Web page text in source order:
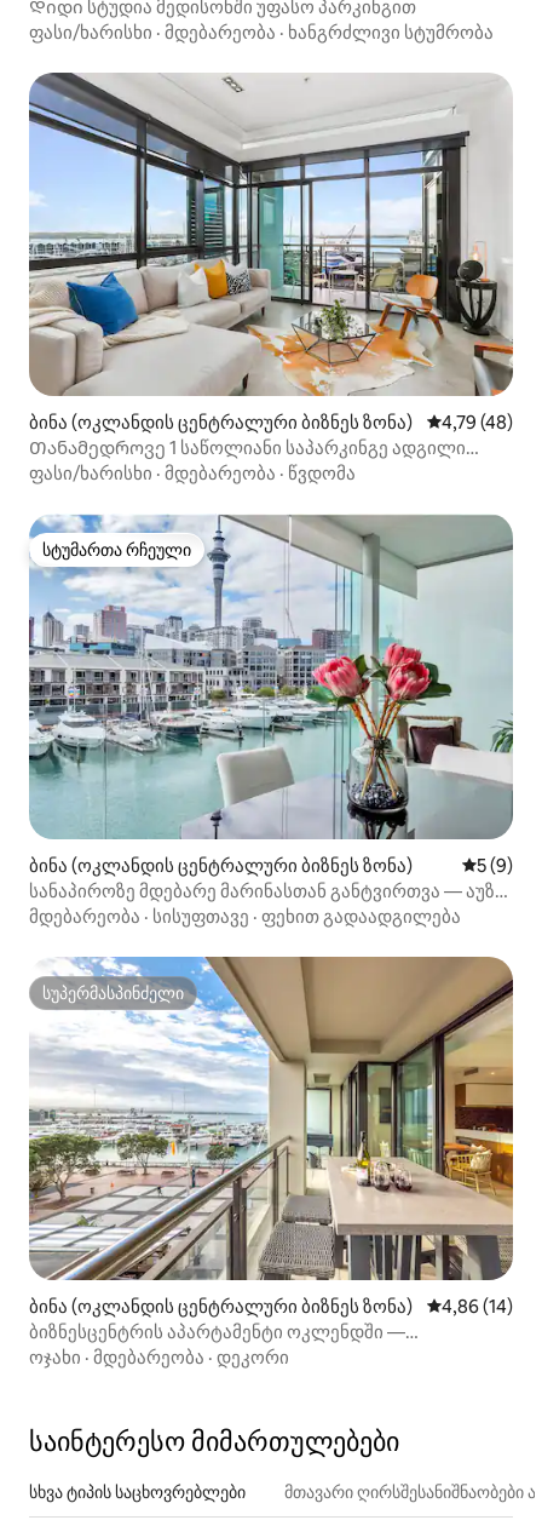
Დიდი სტუდია მედისონში უფასო პარკინგით
ფასი/ხარისხი · მდებარეობა · ხანგრძლივი სტუმრობა
ბინა (ოკლანდის ცენტრალური ბიზნეს ზონა) საშუალო
4,79 (48)
Თანამედროვე 1 საწოლიანი საპარკინგე ადგილი
ოკლენდის (CBD) შუაგულში
ფასი/ხარისხი · მდებარეობა · წვდომა
სტუმართა რჩეული
სტუმართა რჩეული
ბინა (ოკლანდის ცენტრალური ბიზნეს ზონა) საშუალო
5 (9)
სანაპიროზე მდებარე მარინასთან განტვირთვა — აუზი,
სპორტდარბაზი და საპარკინგე ადგილი
მდებარეობა · სისუფთავე · ფეხით გადაადგილება
სუპერმასპინძელი
სუპერმასპინძელი
ბინა (ოკლანდის ცენტრალური ბიზნეს ზონა) საშუალო
4,86 (14)
ბიზნესცენტრის აპარტამენტი ოკლენდში —
მდებარეობა და ხედები!
ოჯახი · მდებარეობა · დეკორი
საინტერესო მიმართულებები
სხვა ტიპის საცხოვრებლები მთავარი